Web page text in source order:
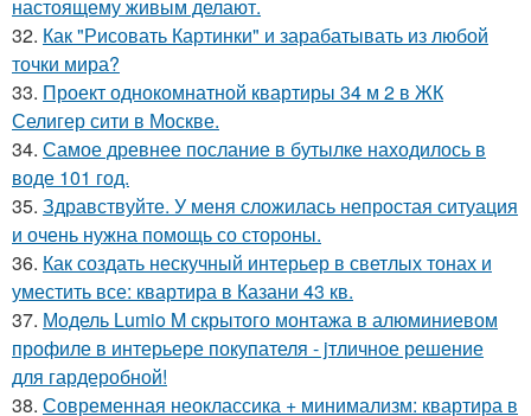
настоящему живым делают.
32. Как "Рисовать Картинки" и зарабатывать из любой
точки мира?
33. Проект однокомнатной квартиры 34 м 2 в ЖК
Селигер сити в Москве.
34. Самое древнее послание в бутылке находилось в
воде 101 год.
35. Здравствуйте. У меня сложилась непростая ситуация
и очень нужна помощь со стороны.
36. Как создать нескучный интерьер в светлых тонах и
уместить все: квартира в Казани 43 кв.
37. Модель Lumio M скрытого монтажа в алюминиевом
профиле в интерьере покупателя - jтличное решение
для гардеробной!
38. Современная неоклассика + минимализм: квартира в